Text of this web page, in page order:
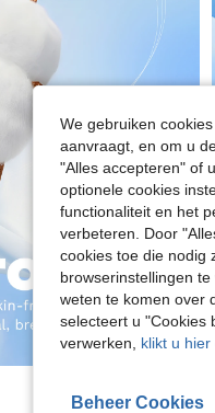
We gebruiken
aanvraagt, en om u
"Alles accepteren" of
optionele cookies
functionaliteit en het
verbeteren. Door
cookies toe die nodig
browserinstellingen
weten te komen over
selecteert u "Cookies
verwerken, klikt u hier
Beheer Cookies